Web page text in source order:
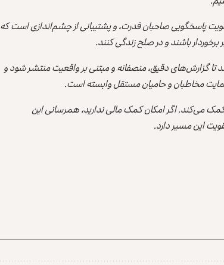
پاسخگویی صاحبان قدرت، و پشتیبانی از چشم‌اندازی است که
باشند و در صلح زندگی کنند.
تا گزارش‌های دقیق، منصفانه و مبتنی بر واقعیت منتشر شود و
مخاطبان و حامیان مستقل وابسته است.
کمک می‌کند. اگر امکان کمک مالی ندارید، همرسانی این
این مسیر دارد.